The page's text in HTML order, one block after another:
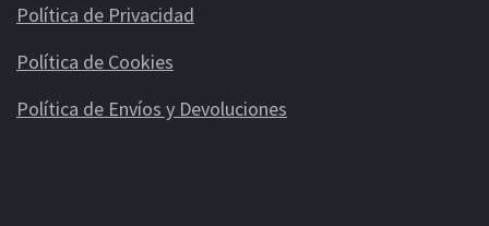
Política de Privacidad
Política de Cookies
Política de Envíos y Devoluciones